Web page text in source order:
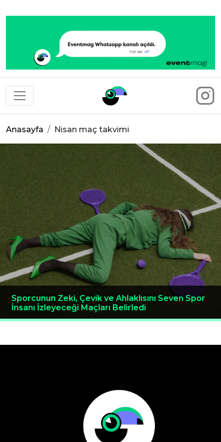
Eventmag
Anasayfa Nisan maç takvimi
Sporcunun Zeki, Çevik ve Ahlaklısını Seven Spor
İnsanı İzleyeceği Maçları Belirledi